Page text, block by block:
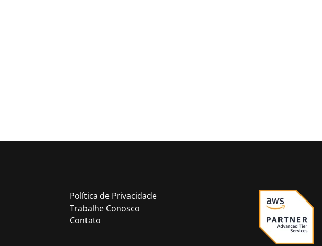
Política de Privacidade
Trabalhe Conosco
Contato